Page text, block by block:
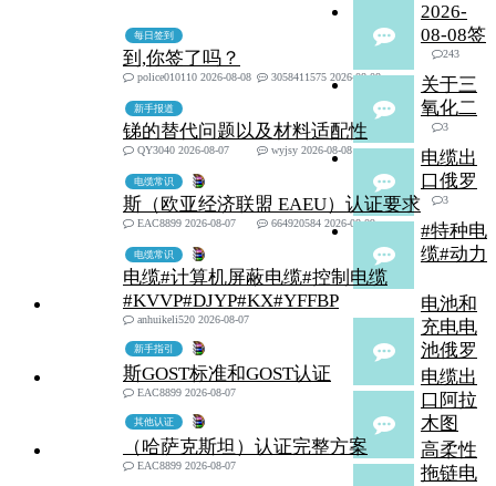
每日签到
2026-
08-08签
到,你签了吗？
243
police010110 2026-08-08 3058411575 2026-08-08
新手报道
关于三
氧化二
锑的替代问题以及材料适配性
3
QY3040 2026-08-07 wyjsy 2026-08-08
电缆常识
电缆出
口俄罗
斯（欧亚经济联盟 EAEU）认证要求
3
EAC8899 2026-08-07 664920584 2026-08-09
电缆常识
#特种电
缆#动力
电缆#计算机屏蔽电缆#控制电缆
#KVVP#DJYP#KX#YFFBP
anhuikeli520 2026-08-07
新手指引
电池和
充电电
池俄罗
斯GOST标准和GOST认证
EAC8899 2026-08-07
其他认证
电缆出
口阿拉
木图
（哈萨克斯坦）认证完整方案
EAC8899 2026-08-07
高柔性
拖链电